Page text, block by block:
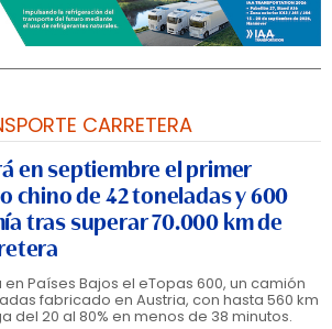
CARRETERA
en septiembre el primer
chino de 42 toneladas y 600
tras superar 70.000 km de
en Países Bajos el eTopas 600, un camión
fabricado en Austria, con hasta 560 km
del 20 al 80% en menos de 38 minutos.